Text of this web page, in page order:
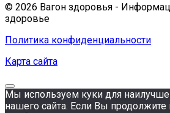
© 2026 Вагон здоровья -
здоровье
Политика конфиденциальности
Карта сайта
Мы используем куки для
нашего сайта. Если Вы продолжите